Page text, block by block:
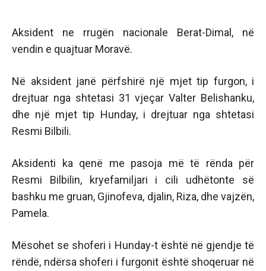
Aksident ne rrugën nacionale Berat-Dimal, në
vendin e quajtuar Moravë.
Në aksident janë përfshirë një mjet tip furgon, i
drejtuar nga shtetasi 31 vjeçar Valter Belishanku,
dhe një mjet tip Hunday, i drejtuar nga shtetasi
Resmi Bilbili.
Aksidenti ka qenë me pasoja më të rënda për
Resmi Bilbilin, kryefamiljari i cili udhëtonte së
bashku me gruan, Gjinofeva, djalin, Riza, dhe vajzën,
Pamela.
Mësohet se shoferi i Hunday-t është në gjendje të
rëndë, ndërsa shoferi i furgonit është shoqeruar në